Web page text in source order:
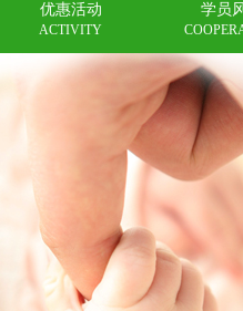
优惠活动
ACTIVITY
学员